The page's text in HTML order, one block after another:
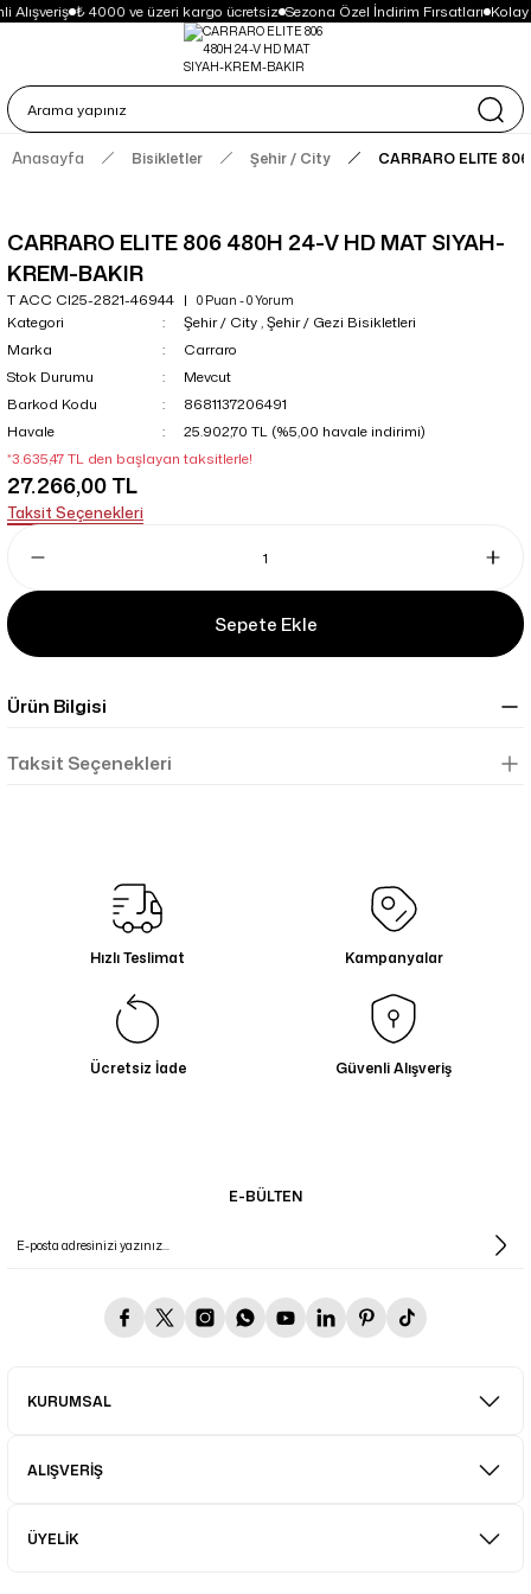
Alışveriş ₺ 4000 ve üzeri kargo ücretsiz Sezona Özel İndirim Fırsatları Kolay
Anasayfa Bisikletler Şehir / City CARRARO ELITE
CARRARO ELITE 806 480H 24-V HD MAT SIYAH-
KREM-BAKIR
T ACC CI25-2821-46944 0 Puan - 0 Yorum
Kategori Şehir / City,Şehir / Gezi Bisikletleri
Marka
Carraro
Stok Durumu
Mevcut
Barkod Kodu
8681137206491
Havale
25.902,70 TL (%5,00 havale indirimi)
*3.635,47 TL den başlayan taksitlerle!
27.266,00 TL
Taksit Seçenekleri
Sepete Ekle
Ürün Bilgisi
Taksit Seçenekleri
Hızlı Teslimat Kampanyalar
Ücretsiz İade Güvenli Alışveriş
E-BÜLTEN
KURUMSAL
ALIŞVERİŞ
ÜYELİK